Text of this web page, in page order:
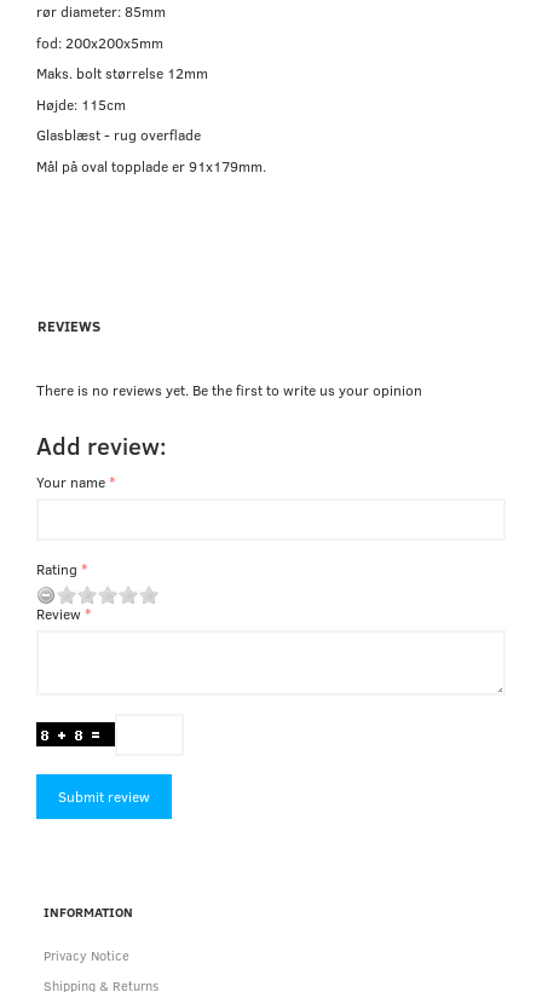
rør diameter: 85mm
fod: 200x200x5mm
Maks. bolt størrelse 12mm
Højde: 115cm
Glasblæst - rug overflade
Mål på oval topplade er 91x179mm.
REVIEWS
There is no reviews yet. Be the first to write us your opinion
Add review:
Your name
Rating
Review
Submit review
INFORMATION
Privacy Notice
Shipping & Returns